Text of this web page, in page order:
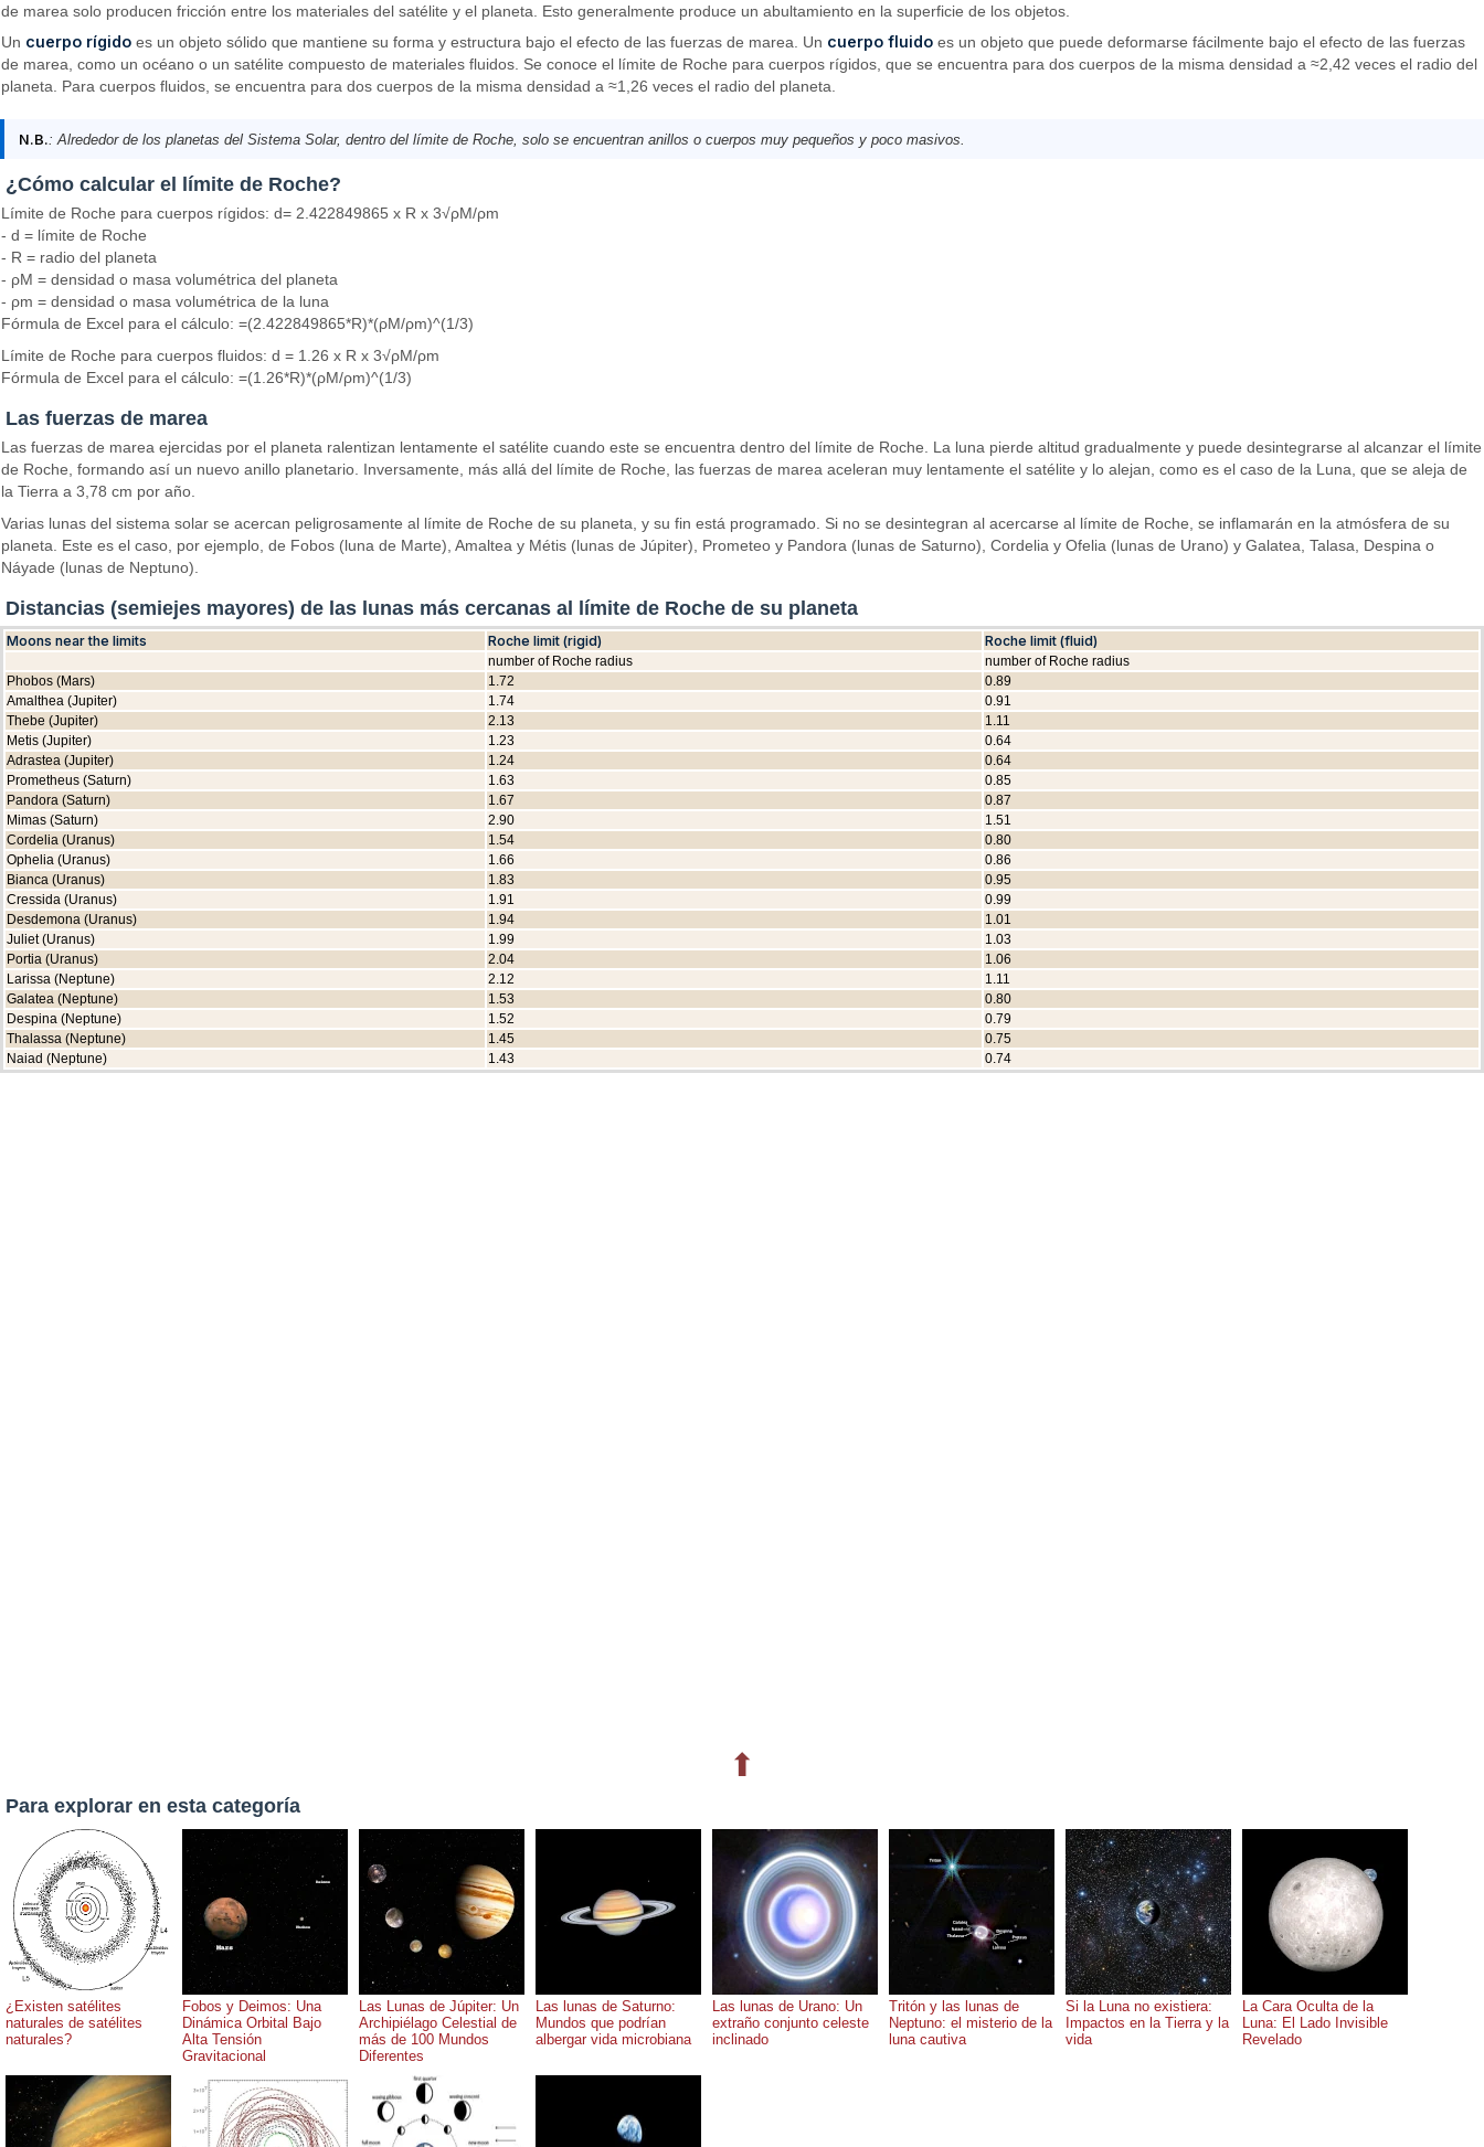
de marea solo producen fricción entre los materiales del satélite y el planeta. Esto generalmente produce un abultamiento en la superficie de los objetos.
Un cuerpo rígido es un objeto sólido que mantiene su forma y estructura bajo el efecto de las fuerzas de marea. Un cuerpo fluido es un objeto que puede deformarse fácilmente bajo el efecto de las fuerzas
de marea, como un océano o un satélite compuesto de materiales fluidos. Se conoce el límite de Roche para cuerpos rígidos, que se encuentra para dos cuerpos de la misma densidad a ≈2,42 veces el radio del
planeta. Para cuerpos fluidos, se encuentra para dos cuerpos de la misma densidad a ≈1,26 veces el radio del planeta.
N.B.: Alrededor de los planetas del Sistema Solar, dentro del límite de Roche, solo se encuentran anillos o cuerpos muy pequeños y poco masivos.
¿Cómo calcular el límite de Roche?
Límite de Roche para cuerpos rígidos: d= 2.422849865 x R x 3√ρM/ρm
- d = límite de Roche
- R = radio del planeta
- ρM = densidad o masa volumétrica del planeta
- ρm = densidad o masa volumétrica de la luna
Fórmula de Excel para el cálculo: =(2.422849865*R)*(ρM/ρm)^(1/3)
Límite de Roche para cuerpos fluidos: d = 1.26 x R x 3√ρM/ρm
Fórmula de Excel para el cálculo: =(1.26*R)*(ρM/ρm)^(1/3)
Las fuerzas de marea
Las fuerzas de marea ejercidas por el planeta ralentizan lentamente el satélite cuando este se encuentra dentro del límite de Roche. La luna pierde altitud gradualmente y puede desintegrarse al alcanzar el límite
de Roche, formando así un nuevo anillo planetario. Inversamente, más allá del límite de Roche, las fuerzas de marea aceleran muy lentamente el satélite y lo alejan, como es el caso de la Luna, que se aleja de
la Tierra a 3,78 cm por año.
Varias lunas del sistema solar se acercan peligrosamente al límite de Roche de su planeta, y su fin está programado. Si no se desintegran al acercarse al límite de Roche, se inflamarán en la atmósfera de su
planeta. Este es el caso, por ejemplo, de Fobos (luna de Marte), Amaltea y Métis (lunas de Júpiter), Prometeo y Pandora (lunas de Saturno), Cordelia y Ofelia (lunas de Urano) y Galatea, Talasa, Despina o
Náyade (lunas de Neptuno).
Distancias (semiejes mayores) de las lunas más cercanas al límite de Roche de su planeta
Moons near the limits Roche limit (rigid) Roche limit (fluid)
number of Roche radius
number of Roche radius
Phobos (Mars)
1.72
0.89
Amalthea (Jupiter)
1.74
0.91
Thebe (Jupiter)
2.13
1.11
Metis (Jupiter)
1.23
0.64
Adrastea (Jupiter)
1.24
0.64
Prometheus (Saturn)
1.63
0.85
Pandora (Saturn)
1.67
0.87
Mimas (Saturn)
2.90
1.51
Cordelia (Uranus)
1.54
0.80
Ophelia (Uranus)
1.66
0.86
Bianca (Uranus)
1.83
0.95
Cressida (Uranus)
1.91
0.99
Desdemona (Uranus)
1.94
1.01
Juliet (Uranus)
1.99
1.03
Portia (Uranus)
2.04
1.06
Larissa (Neptune)
2.12
1.11
Galatea (Neptune)
1.53
0.80
Despina (Neptune)
1.52
0.79
Thalassa (Neptune)
1.45
0.75
Naiad (Neptune)
1.43 0.74
⬆
Para explorar en esta categoría
¿Existen satélites
naturales de satélites
naturales?
Fobos y Deimos: Una
Dinámica Orbital Bajo
Alta Tensión
Gravitacional
Las Lunas de Júpiter: Un
Archipiélago Celestial de
más de 100 Mundos
Diferentes
Las lunas de Saturno:
Mundos que podrían
albergar vida microbiana
Las lunas de Urano: Un
extraño conjunto celeste
inclinado
Tritón y las lunas de
Neptuno: el misterio de la
luna cautiva
Si la Luna no existiera:
Impactos en la Tierra y la
vida
La Cara Oculta de la
Luna: El Lado Invisible
Revelado